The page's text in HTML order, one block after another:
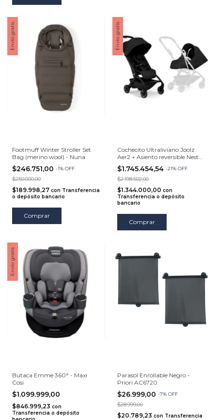
Envío gratis
Footmuff Winter Stroller Set
Bag (merino wool) - Nuna
$246.751,00 -1% OFF
$250.000,00
$189.998,27 con Transferencia
o depósito bancario
Comprar
Envío gratis
Cochecito Ultraliviano Joolz
Aer2 + Asiento reversible Nest
To Seat Joolz Aer²
$1.745.454,54 -21% OFF
$2.198.502,00
$1.344.000,00 con
Transferencia o depósito
bancario
Comprar
Envío gratis
Butaca Emme 360° - Maxi
Cosi
$1.099.999,00
$846.999,23 con
Transferencia o depósito
Parasol Enrollable Negro -
Priori AC6720
$26.999,00 -7% OFF
$28.999,00
$20.789,23 con Transferencia